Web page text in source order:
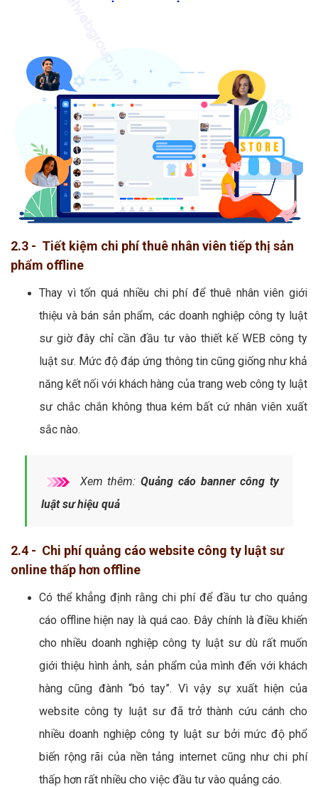
2.3 - Tiết kiệm chi phí thuê nhân viên tiếp thị sản
phẩm offline
Thay vì tốn quá nhiều chi phí để thuê nhân viên giới
thiệu và bán sản phẩm, các doanh nghiệp công ty luật
sư giờ đây chỉ cần đầu tư vào thiết kế WEB công ty
luật sư. Mức độ đáp ứng thông tin cũng giống như khả
năng kết nối với khách hàng của trang web công ty luật
sư chắc chắn không thua kém bất cứ nhân viên xuất
sắc nào.
Xem thêm:Quảng cáo banner công ty
luật sư hiệu quả
2.4 - Chi phí quảng cáo website công ty luật sư
online thấp hơn offline
Có thể khẳng định rằng chi phí để đầu tư cho quảng
cáo offline hiện nay là quá cao. Đây chính là điều khiến
cho nhiều doanh nghiệp công ty luật sư dù rất muốn
giới thiệu hình ảnh, sản phẩm của mình đến với khách
hàng cũng đành “bó tay”. Vì vậy sự xuất hiện của
website công ty luật sư đã trở thành cứu cánh cho
nhiều doanh nghiệp công ty luật sư bởi mức độ phổ
biến rộng rãi của nền tảng internet cũng như chi phí
thấp hơn rất nhiều cho việc đầu tư vào quảng cáo.